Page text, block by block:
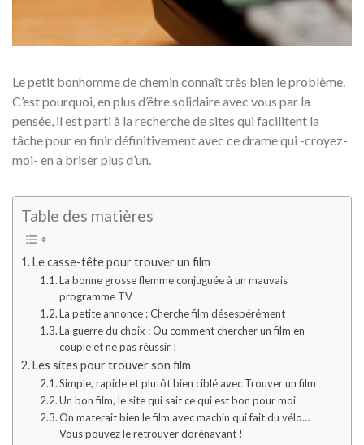
Le petit bonhomme de chemin connaît très bien le problème.
C’est pourquoi, en plus d’être solidaire avec vous par la
pensée, il est parti à la recherche de sites qui facilitent la
tâche pour en finir définitivement avec ce drame qui -croyez-
moi- en a briser plus d’un.
Table des matières
Le casse-tête pour trouver un film
La bonne grosse flemme conjuguée à un mauvais
programme TV
La petite annonce : Cherche film désespérément
La guerre du choix : Ou comment chercher un film en
couple et ne pas réussir !
Les sites pour trouver son film
Simple, rapide et plutôt bien ciblé avec Trouver un film
Un bon film, le site qui sait ce qui est bon pour moi
On materait bien le film avec machin qui fait du vélo…
Vous pouvez le retrouver dorénavant !